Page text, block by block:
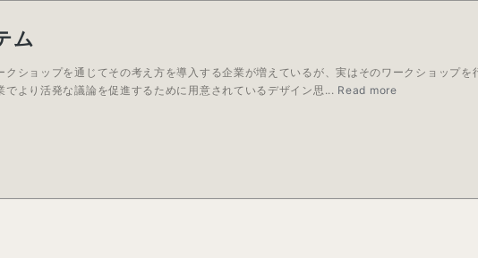
ム
クショップを通じてその考え方を導入する企業が増えているが、実はそのワークショップ
より活発な議論を促進するために用意されているデザイン思... Read more